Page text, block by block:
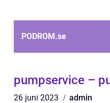
PODROM.se
pumpservice –
26 juni 2023 admin